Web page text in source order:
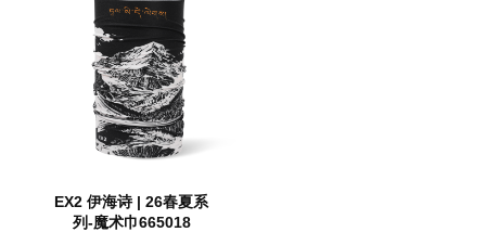
EX2 伊海诗 | 26春夏系
列-魔术巾665018